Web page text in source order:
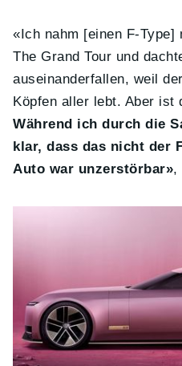
«Ich nahm [einen F-Type]
The Grand Tour und
auseinanderfallen, weil
Köpfen aller lebt. Aber ist
Während ich durch die
klar, dass das nicht der
Auto war unzerstörbar»,